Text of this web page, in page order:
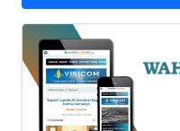
WN
KALTENG
WN
KALTARA